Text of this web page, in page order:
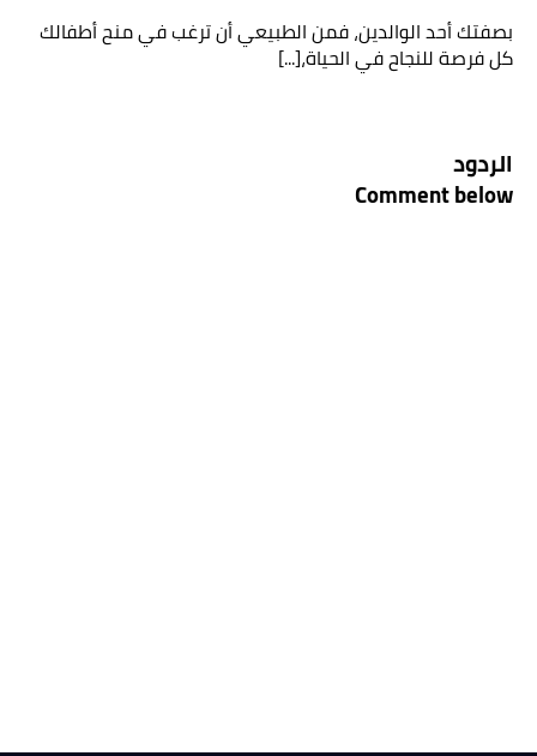
بصفتك أحد الوالدين، فمن الطبيعي أن ترغب في منح أطفالك
كل فرصة للنجاح في الحياة،[...]
الردود
Comment below